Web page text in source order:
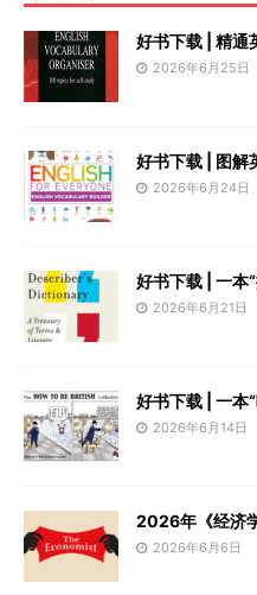
好书下载 | 精通
2026年6月25日
好书下载 | 图解
2026年6月24日
好书下载 | 一本
2026年6月21日
好书下载 | 一本
2026年6月14日
2026年《经济
2026年6月6日